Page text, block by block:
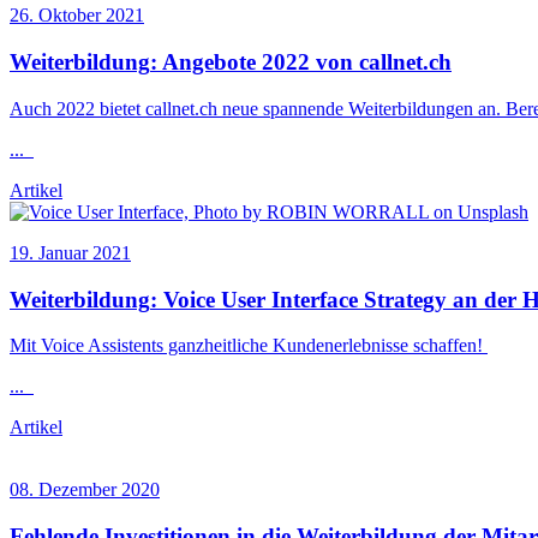
26. Oktober 2021
Weiterbildung: Angebote 2022 von callnet.ch
Auch 2022 bietet callnet.ch neue spannende Weiterbildungen an.
...
Artikel
19. Januar 2021
Weiterbildung: Voice User Interface Strategy an der
Mit Voice Assistents ganzheitliche Kundenerlebnisse schaffen!
...
Artikel
08. Dezember 2020